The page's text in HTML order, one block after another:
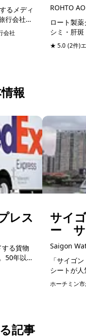
るメディ
行会社
なベト
を知り
会社
ROHTO
ロート製
シミ・肝
技術でケ
ではの研
★ 5.0 (2件)
報
レス
る貨物
50年以上
大規模
サイ
ー サ
Saigon
「サイゴ
シートが
ミン市の
です。サ
ホーチミン
記事